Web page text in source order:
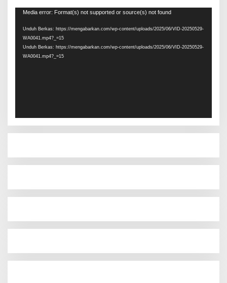
Pemutar
Media error: Format(s) not supported or source(s) not found
Unduh Berkas: https://mengabarkan.com/wp-content/uploads/2025/06/VID-20250529-
WA0041.mp4?_=15
Unduh Berkas: https://mengabarkan.com/wp-content/uploads/2025/06/VID-20250529-
WA0041.mp4?_=15